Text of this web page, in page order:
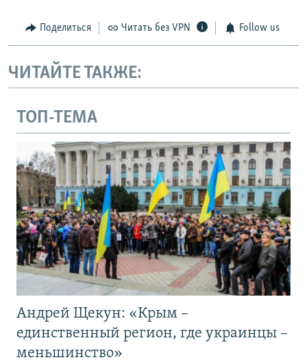
Поделиться Читать без VPN Follow us
ЧИТАЙТЕ ТАКЖЕ:
ТОП-ТЕМА
Андрей Щекун: «Крым –
единственный регион, где украинцы –
меньшинство»